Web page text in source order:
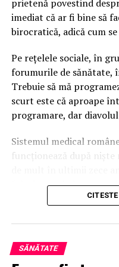
Ecografia hepatică are
screeningul populațiilor
hepatice. Pacienții cu
zaharat, obezitate,
antecedente familiale
efectueze ecografii
poate detecta leziuni în
Pentru o evaluare
diagnostic rapid și precis.
Ecografia de ficat este
hepatice. Ușor
oferă informații
prietenă povestind
imediat că ar fi bine să
birocratică, adică cum se
Pe rețelele sociale, în
forumurile de sănătate,
Trebuie să mă
scurt este că aproape
programare, dar
Sistemul medical
funcționează după
folosit canal, dar tot
aplicații, formulare
Unele cabinete acceptă
au un slot liber și
Asta se întâmplă mai
SĂNĂTATE